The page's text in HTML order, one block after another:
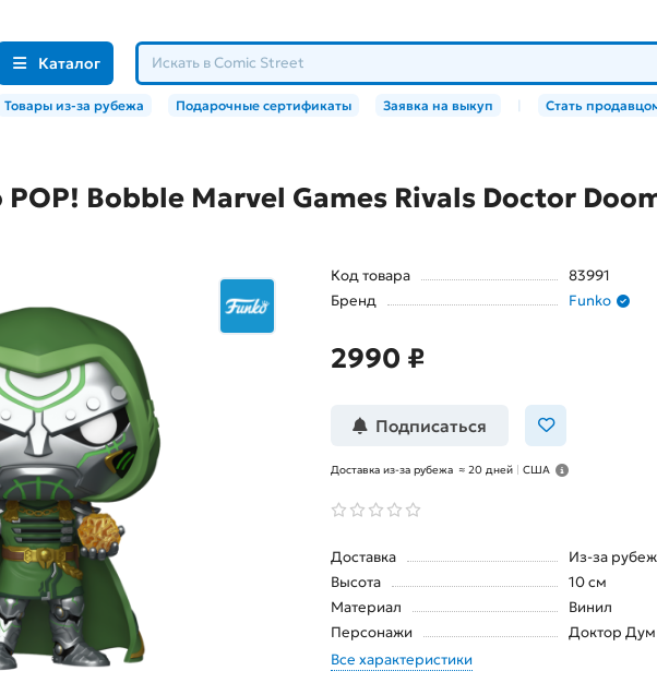
Каталог
Товары из-за рубежа Подарочные сертификаты Заявка на выкуп Стать
Bobble Marvel Games Rivals Doctor
Код товара
83991
Бренд
Funko
2990 ₽
Подписаться
Доставка из-за рубежа ≈ 20 дней США
Доставка
Из-за
Высота
10 см
Материал
Винил
Персонажи
Доктор Дум
Все характеристики